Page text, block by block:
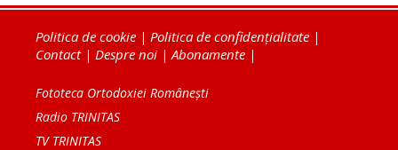
Politica de cookie | Politica de confidențialitate |
Contact| Despre noi | Abonamente |
Fototeca Ortodoxiei Românești
Radio TRINITAS
TV TRINITAS